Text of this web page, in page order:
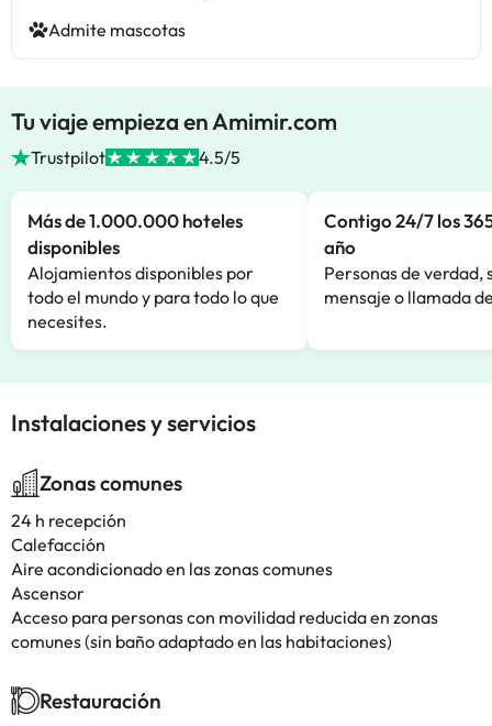
Admite mascotas
Tu viaje empieza en Amimir.com
Trustpilot 4.5/5
Más de 1.000.000 hoteles
disponibles
Alojamientos disponibles por
todo el mundo y para todo lo que
necesites.
Contigo 24/7 los
año
Personas de verdad,
mensaje o llamada
Instalaciones y servicios
Zonas comunes
24 h recepción
Calefacción
Aire acondicionado en las zonas comunes
Ascensor
Acceso para personas con movilidad reducida en zonas
comunes (sin baño adaptado en las habitaciones)
Restauración